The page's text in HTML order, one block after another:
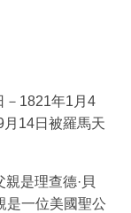
－1821年1月4
14日被羅馬天
是理查德·貝
是一位美國聖公